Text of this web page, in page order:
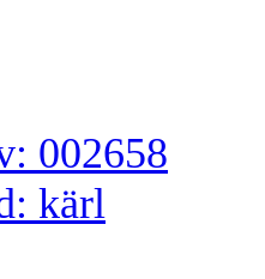
002658
kärl